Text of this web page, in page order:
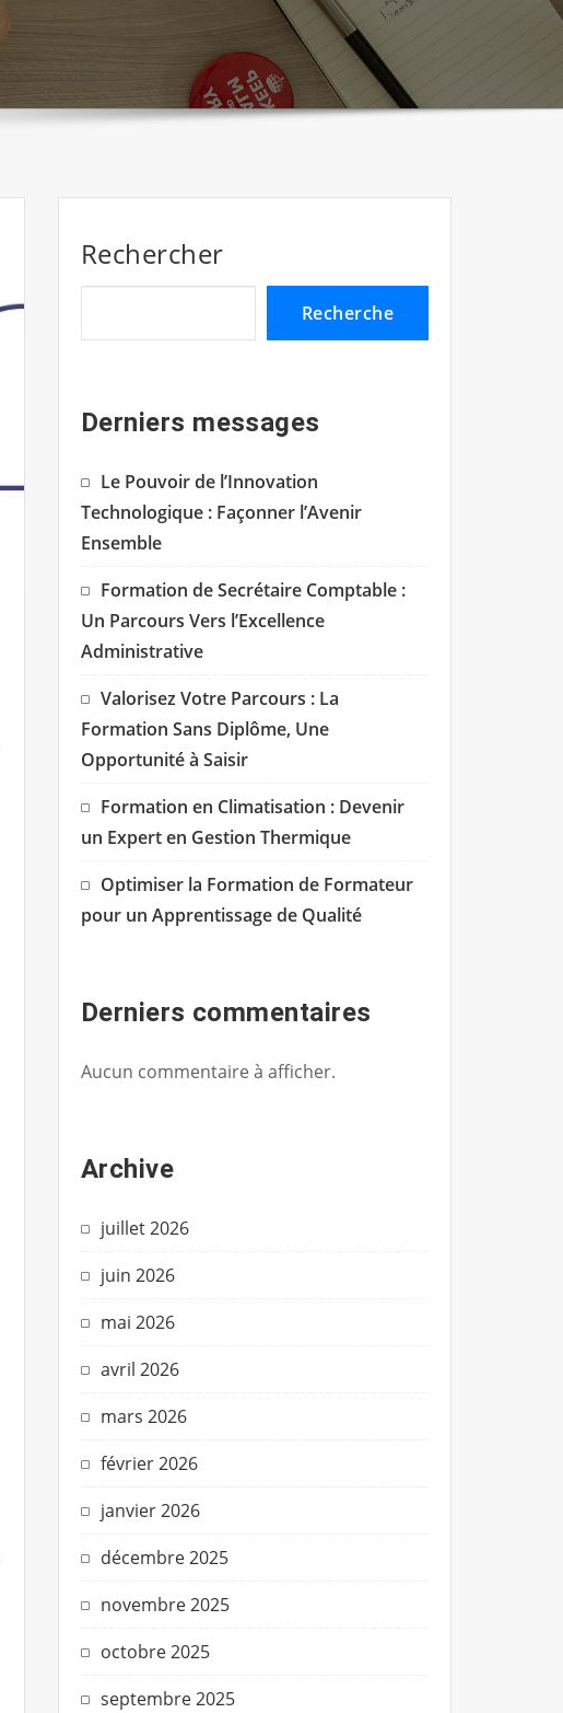
Rechercher
Recherche
Derniers messages
Le Pouvoir de l’Innovation
Technologique : Façonner l’Avenir
Ensemble
Formation de Secrétaire Comptable :
Un Parcours Vers l’Excellence
Administrative
Valorisez Votre Parcours : La
Formation Sans Diplôme, Une
Opportunité à Saisir
Formation en Climatisation : Devenir
un Expert en Gestion Thermique
Optimiser la Formation de Formateur
pour un Apprentissage de Qualité
Derniers commentaires
Aucun commentaire à afficher.
Archive
juillet 2026
juin 2026
mai 2026
avril 2026
mars 2026
février 2026
janvier 2026
décembre 2025
novembre 2025
octobre 2025
septembre 2025